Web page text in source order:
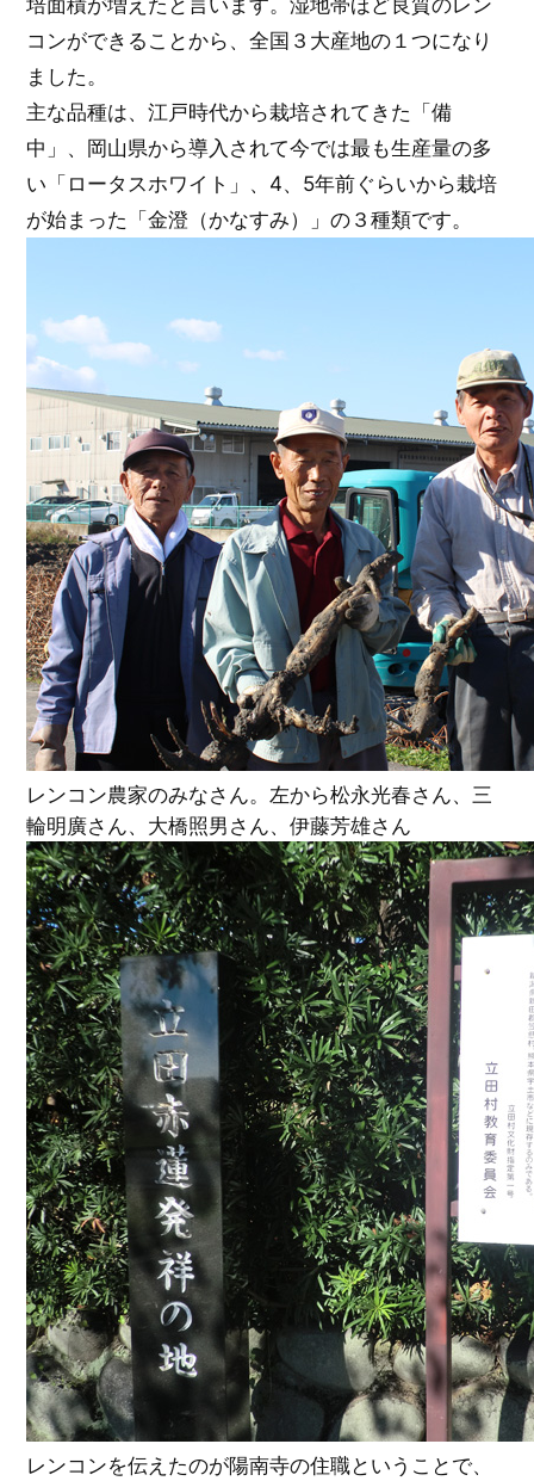
培面積が増えたと言います。湿地帯ほど良質のレン
コンができることから、全国３大産地の１つになり
ました。
主な品種は、江戸時代から栽培されてきた「備
中」、岡山県から導入されて今では最も生産量の多
い「ロータスホワイト」、4、5年前ぐらいから栽培
が始まった「金澄（かなすみ）」の３種類です。
レンコン農家のみなさん。左から松永光春さん、三
輪明廣さん、大橋照男さん、伊藤芳雄さん
レンコンを伝えたのが陽南寺の住職ということで、